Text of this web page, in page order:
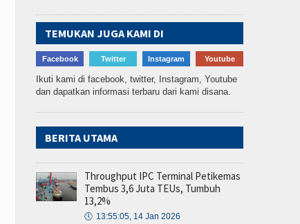
TEMUKAN JUGA KAMI DI
Facebook Twitter Instagram Youtube
Ikuti kami di facebook, twitter, Instagram, Youtube
dan dapatkan informasi terbaru dari kami disana.
BERITA UTAMA
Throughput IPC Terminal Petikemas
Tembus 3,6 Juta TEUs, Tumbuh
13,2%
🕔 13:55:05, 14 Jan 2026